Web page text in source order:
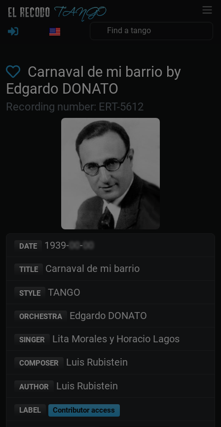
Carnaval de mi barrio by
Edgardo DONATO
Recording number: ERT-5612
DATE 1939-00 -00
TITLE Carnaval de mi barrio
STYLE TANGO
ORCHESTRA Edgardo DONATO
SINGER Lita Morales y Horacio Lagos
COMPOSER Luis Rubistein
AUTHOR Luis Rubistein
LABEL Contributor access